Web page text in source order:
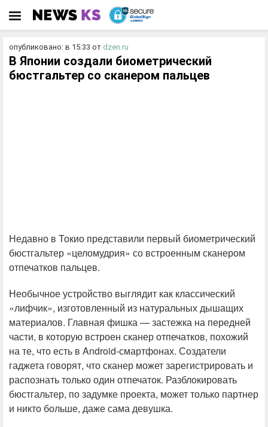
опубликовано: в 15:33 от dzen.ru
В Японии создали биометрический
бюстгальтер со сканером пальцев
Недавно в Токио представили первый биометрический
бюстгальтер «целомудрия» со встроенным сканером
отпечатков пальцев.
Необычное устройство выглядит как классический
«лифчик», изготовленный из натуральных дышащих
материалов. Главная фишка — застежка на передней
части, в которую встроен сканер отпечатков, похожий
на те, что есть в Android-смартфонах. Создатели
гаджета говорят, что сканер может зарегистрировать и
распознать только один отпечаток. Разблокировать
бюстгальтер, по задумке проекта, может только партнер
и никто больше, даже сама девушка.